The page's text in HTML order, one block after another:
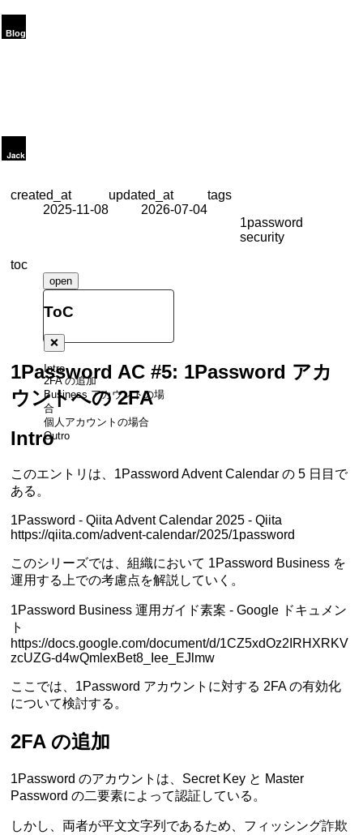
created_at
2025-11-08
updated_at
2026-07-04
tags
1password
security
toc
open
ToC
❌
Intro
2FA の追加
Business アカウントの場
合
個人アカウントの場合
Outro
1Password AC #5: 1Password アカ
ウントへの 2FA
Intro
このエントリは、1Password Advent Calendar の 5 日目で
ある。
1Password - Qiita Advent Calendar 2025 - Qiita
https://qiita.com/advent-calendar/2025/1password
このシリーズでは、組織において 1Password Business を
運用する上での考慮点を解説していく。
1Password Business 運用ガイド素案 - Google ドキュメン
ト
https://docs.google.com/document/d/1CZ5xdOz2IRHXRKV
zcUZG-d4wQmlexBet8_Iee_EJlmw
ここでは、1Password アカウントに対する 2FA の有効化
について検討する。
2FA の追加
1Password のアカウントは、Secret Key と Master
Password の二要素によって認証している。
しかし、両者が平文文字列であるため、フィッシング詐欺